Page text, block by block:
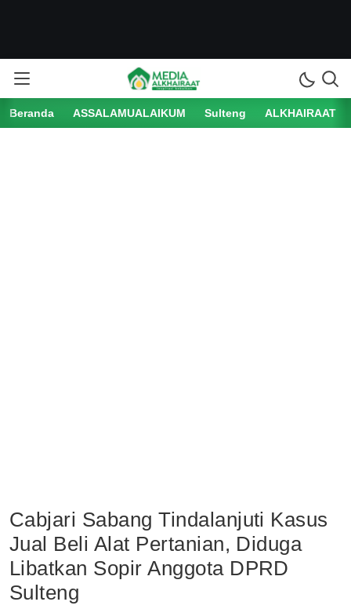
Beranda ASSALAMUALAIKUM Sulteng ALKHAIRAAT
Cabjari Sabang Tindalanjuti Kasus
Jual Beli Alat Pertanian, Diduga
Libatkan Sopir Anggota DPRD
Sulteng